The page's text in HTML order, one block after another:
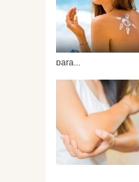
para...